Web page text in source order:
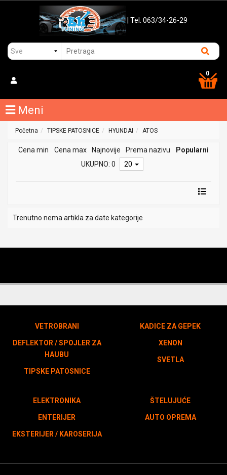
| Tel. 063/34-26-29
0
Meni
Početna TIPSKE PATOSNICE HYUNDAI ATOS
Cena min Cena max Najnovije Prema nazivu
Popularni
UKUPNO: 0
20
Trenutno nema artikla za date kategorije
VETROBRANI
DEFLEKTOR / SPOJLER ZA
HAUBU
TIPSKE PATOSNICE
KADICE ZA GEPEK
XENON
SVETLA
ELEKTRONIKA
ENTERIJER
EKSTERIJER / KAROSERIJA
ŠTELUJUĆE
AUTO OPREMA